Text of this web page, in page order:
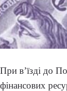
При в’їзді до
фінансових